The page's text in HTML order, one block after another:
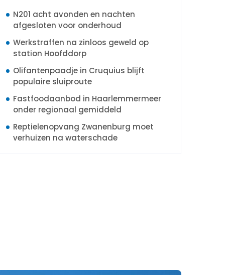
N201 acht avonden en nachten
afgesloten voor onderhoud
Werkstraffen na zinloos geweld op
station Hoofddorp
Olifantenpaadje in Cruquius blijft
populaire sluiproute
Fastfoodaanbod in Haarlemmermeer
onder regionaal gemiddeld
Reptielenopvang Zwanenburg moet
verhuizen na waterschade